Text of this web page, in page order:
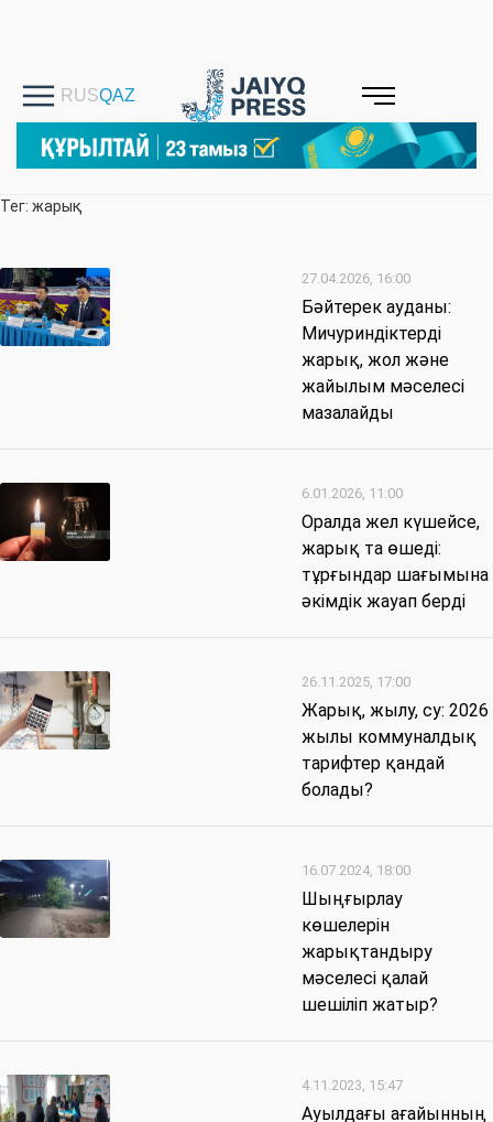
Тег: жарық
27.04.2026, 16:00
Бәйтерек ауданы:
Мичуриндіктерді
жарық, жол және
жайылым мәселесі
мазалайды
6.01.2026, 11:00
Оралда жел күшейсе,
жарық та өшеді:
тұрғындар шағымына
әкімдік жауап берді
26.11.2025, 17:00
Жарық, жылу, су: 2026
жылы коммуналдық
тарифтер қандай
болады?
16.07.2024, 18:00
Шыңғырлау
көшелерін
жарықтандыру
мәселесі қалай
шешіліп жатыр?
4.11.2023, 15:47
Ауылдағы ағайынның